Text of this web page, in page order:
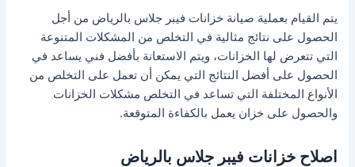
يتم القيام بعملية صيانة خزانات فيبر جلاس بالرياض من أجل
الحصول على نتائج مثالية في التخلص من المشكلات المتنوعة
التي تتعرض لها الخزانات، ويتم الاستعانة بأفضل فني يساعد في
الحصول على أفضل النتائج التي يمكن أن تعمل على التخلص من
الأنواع المختلفة التي تساعد في التخلص مشكلات الخزانات
والحصول على خزان يعمل بالكفاءة المتوقعة.
اصلاح خزانات فيبر جلاس بالرياض